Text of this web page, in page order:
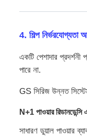
4. শিল্প নির্ভরযোগ্যতা
একটি পেশাদার প্রদর্শনী
পারে না.
GS সিরিজ উন্নত
N+1 পাওয়ার রিডানডেন্সি
সাধারণ ডুয়াল পাওয়ার